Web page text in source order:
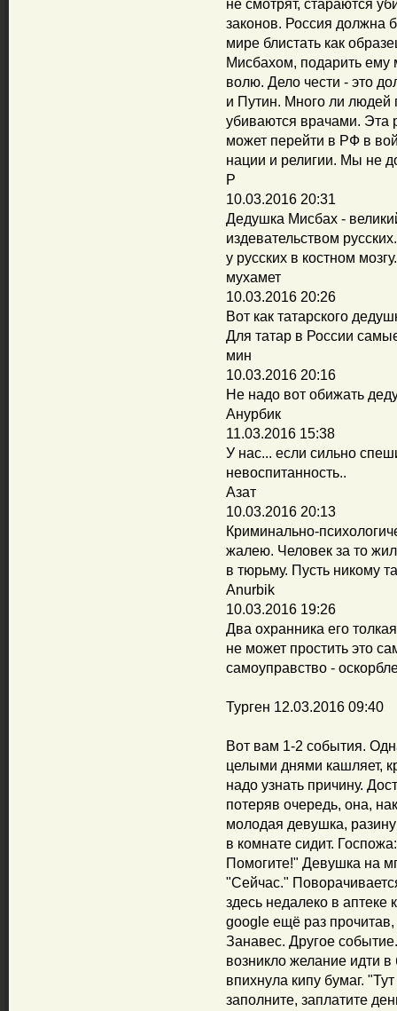
не смотрят, стараются
законов. Россия должна
мире блистать как
Мисбахом, подарить ему
волю. Дело чести - это
и Путин. Много ли людей
убиваются врачами. Эта
может перейти в РФ в
нации и религии. Мы не
Р
10.03.2016 20:31
Дедушка Мисбах -
издевательством
у русских в костном мозгу.
мухамет
10.03.2016 20:26
Вот как татарского
Для татар в России
мин
10.03.2016 20:16
Не надо вот обижать
Анурбик
11.03.2016 15:38
У нас... если сильно
невоспитанность..
Азат
10.03.2016 20:13
Криминально-
жалею. Человек за то
в тюрьму. Пусть никому
Anurbik
10.03.2016 19:26
Два охранника его
не может простить это
самоуправство -
Турген 12.03.2016 09:40
Вот вам 1-2 события.
целыми днями кашляет,
надо узнать причину.
потеряв очередь, она,
молодая девушка,
в комнате сидит.
Помогите!" Девушка на
"Сейчас."
здесь недалеко в аптеке
google ещё раз прочитав,
Занавес. Другое
возникло желание идти
впихнула кипу бумаг.
заполните, заплатите